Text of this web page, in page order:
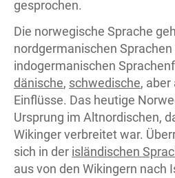
gesprochen.
Die norwegische Sprache
nordgermanischen
indogermanischen
dänische, schwedische,
Einflüsse. Das heutige
Ursprung im Altnordischen,
Wikinger verbreitet war.
sich in der isländischen
aus von den Wikingern nach